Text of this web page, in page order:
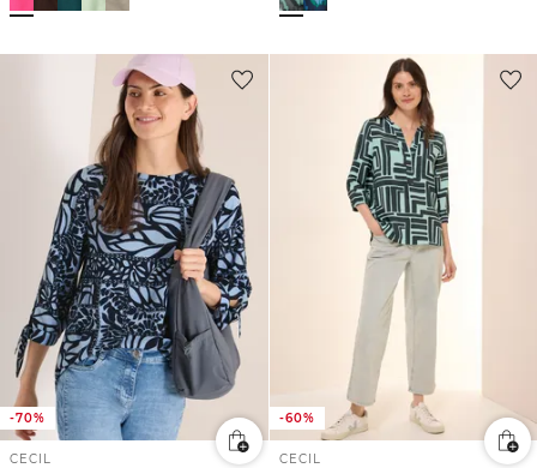
-70%
CECIL
-60%
CECIL